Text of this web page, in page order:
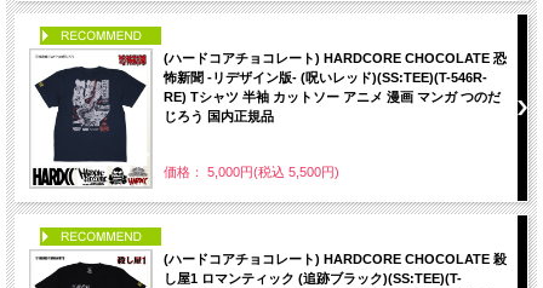
(ハードコアチョコレート) HARDCORE CHOCOLATE 恐
怖新聞 -リデザイン版- (呪いレッド)(SS:TEE)(T-546R-
RE) Tシャツ 半袖 カットソー アニメ 漫画 マンガ つのだ
じろう 国内正規品
価格： 5,000円(税込 5,500円)
(ハードコアチョコレート) HARDCORE CHOCOLATE 殺
し屋1 ロマンティック (追跡ブラック)(SS:TEE)(T-